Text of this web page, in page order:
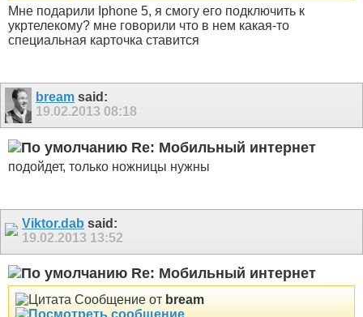
Мне подарили Iphone 5, я смогу его подключить к
укртелекому? мне говорили что в нем какая-то
специальная карточка ставится
bream said:
19.02.2013 08:18
Re: Мобильный интернет
подойдет, только ножницы нужны
Viktor.dab said:
19.02.2013 13:52
Re: Мобильный интернет
Сообщение от bream